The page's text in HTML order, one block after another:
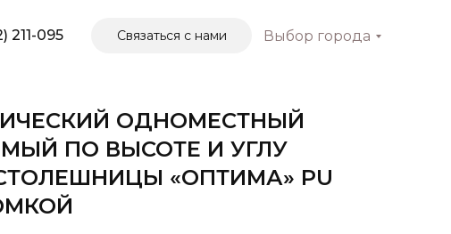
211-095 Связаться с нами Выбор города
ОДНОМЕСТНЫЙ
ПО ВЫСОТЕ И УГЛУ
«ОПТИМА» PU